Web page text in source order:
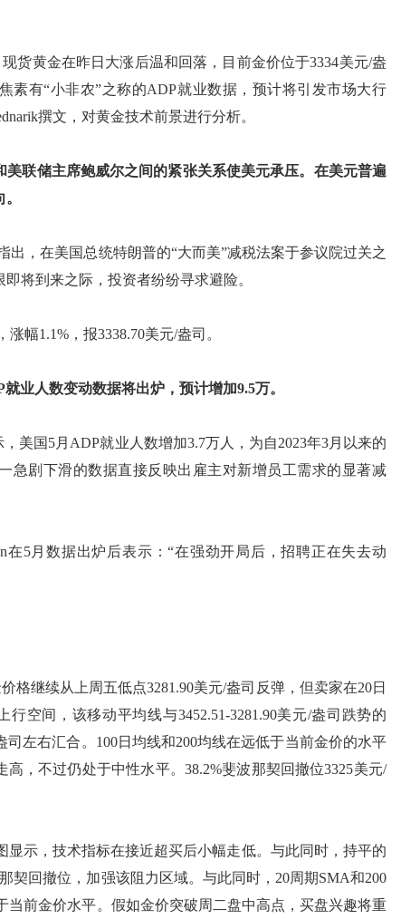
货黄金在昨日大涨后温和回落，目前金价位于3334美元/盎
素有“小非农”之称的ADP就业数据，预计将引发市场大行
撰文，对黄金技术前景进行分析。
联储主席鲍威尔之间的紧张关系使美元承压。在美元普遍
出，在美国总统特朗普的“大而美”减税法案于参议院过关之
将到来之际，投资者纷纷寻求避险。
幅1.1%，报3338.70美元/盎司。
业人数变动数据将出炉，预计增加9.5万。
，美国5月ADP就业人数增加3.7万人，为自2023年3月以来的
急剧下滑的数据直接反映出雇主对新增员工需求的显著减
在5月数据出炉后表示：“在强劲开局后，招聘正在失去动
格继续从上周五低点3281.90美元/盎司反弹，但卖家在20日
空间，该移动平均线与3452.51-3281.90美元/盎司跌势的
司左右汇合。100日均线和200均线在远低于当前金价的水平
，不过仍处于中性水平。38.2%斐波那契回撤位3325美元/
显示，技术指标在接近超买后小幅走低。与此同时，持平的
契回撤位，加强该阻力区域。与此同时，20周期SMA和200
当前金价水平。假如金价突破周二盘中高点，买盘兴趣将重